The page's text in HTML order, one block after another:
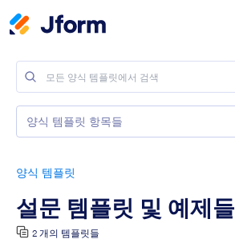
양식 템플릿
설문 템플릿 및 예제들
2 개의 템플릿들
양식 템플릿 항목들